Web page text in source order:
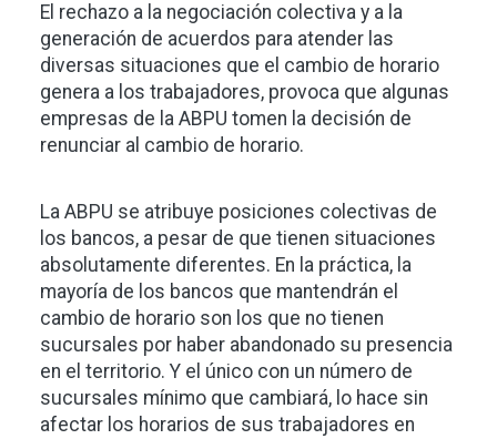
El rechazo a la negociación colectiva y a la
generación de acuerdos para atender las
diversas situaciones que el cambio de horario
genera a los trabajadores, provoca que algunas
empresas de la ABPU tomen la decisión de
renunciar al cambio de horario.
La ABPU se atribuye posiciones colectivas de
los bancos, a pesar de que tienen situaciones
absolutamente diferentes. En la práctica, la
mayoría de los bancos que mantendrán el
cambio de horario son los que no tienen
sucursales por haber abandonado su presencia
en el territorio. Y el único con un número de
sucursales mínimo que cambiará, lo hace sin
afectar los horarios de sus trabajadores en